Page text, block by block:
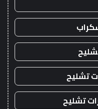
تشليح
تشليح